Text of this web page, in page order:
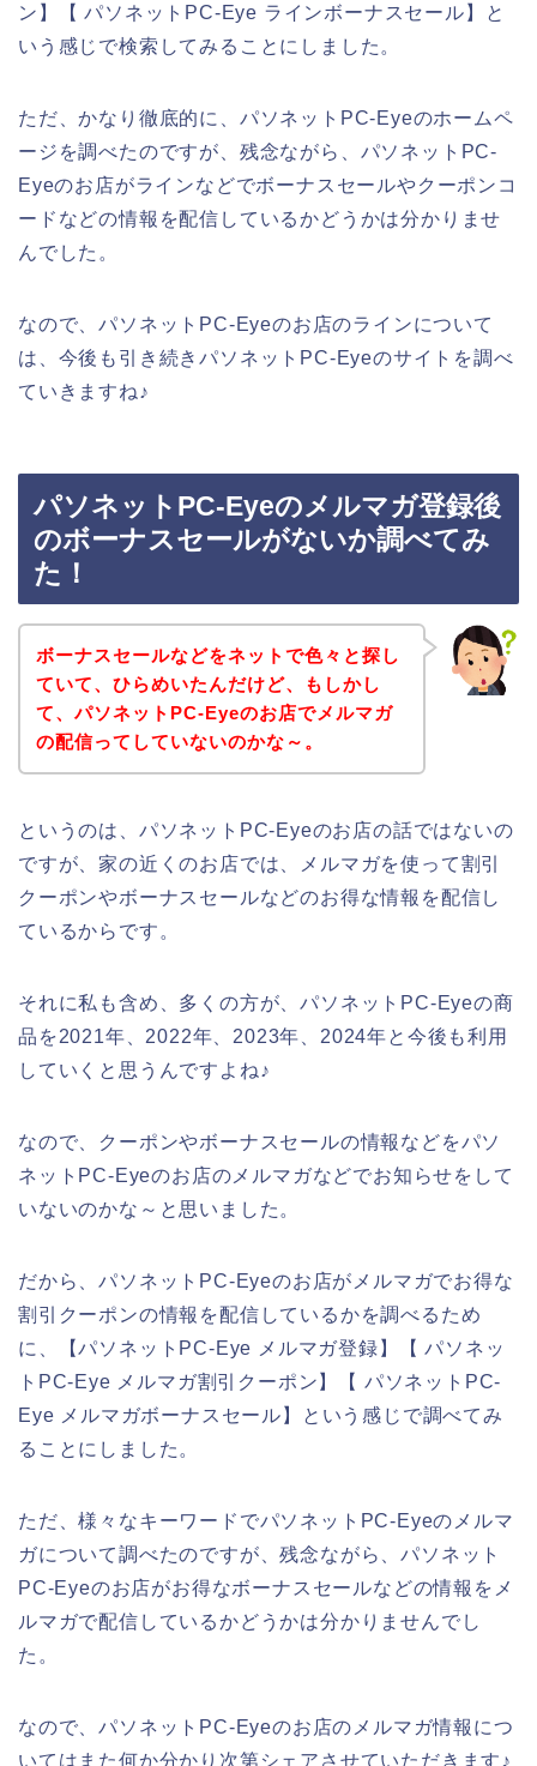
ン】【 パソネットPC-Eye ラインボーナスセール】と
いう感じで検索してみることにしました。
ただ、かなり徹底的に、パソネットPC-Eyeのホームペ
ージを調べたのですが、残念ながら、パソネットPC-
Eyeのお店がラインなどでボーナスセールやクーポンコ
ードなどの情報を配信しているかどうかは分かりませ
んでした。
なので、パソネットPC-Eyeのお店のラインについて
は、今後も引き続きパソネットPC-Eyeのサイトを調べ
ていきますね♪
パソネットPC-Eyeのメルマガ登録後
のボーナスセールがないか調べてみ
た！
ボーナスセールなどをネットで色々と探し
ていて、ひらめいたんだけど、もしかし
て、パソネットPC-Eyeのお店でメルマガ
の配信ってしていないのかな～。
というのは、パソネットPC-Eyeのお店の話ではないの
ですが、家の近くのお店では、メルマガを使って割引
クーポンやボーナスセールなどのお得な情報を配信し
ているからです。
それに私も含め、多くの方が、パソネットPC-Eyeの商
品を2021年、2022年、2023年、2024年と今後も利用
していくと思うんですよね♪
なので、クーポンやボーナスセールの情報などをパソ
ネットPC-Eyeのお店のメルマガなどでお知らせをして
いないのかな～と思いました。
だから、パソネットPC-Eyeのお店がメルマガでお得な
割引クーポンの情報を配信しているかを調べるため
に、【パソネットPC-Eye メルマガ登録】【 パソネッ
トPC-Eye メルマガ割引クーポン】【 パソネットPC-
Eye メルマガボーナスセール】という感じで調べてみ
ることにしました。
ただ、様々なキーワードでパソネットPC-Eyeのメルマ
ガについて調べたのですが、残念ながら、パソネット
PC-Eyeのお店がお得なボーナスセールなどの情報をメ
ルマガで配信しているかどうかは分かりませんでし
た。
なので、パソネットPC-Eyeのお店のメルマガ情報につ
いてはまた何か分かり次第シェアさせていただきます♪